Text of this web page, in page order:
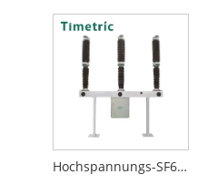
Hochspannungs-SF6-Leistungsschalter